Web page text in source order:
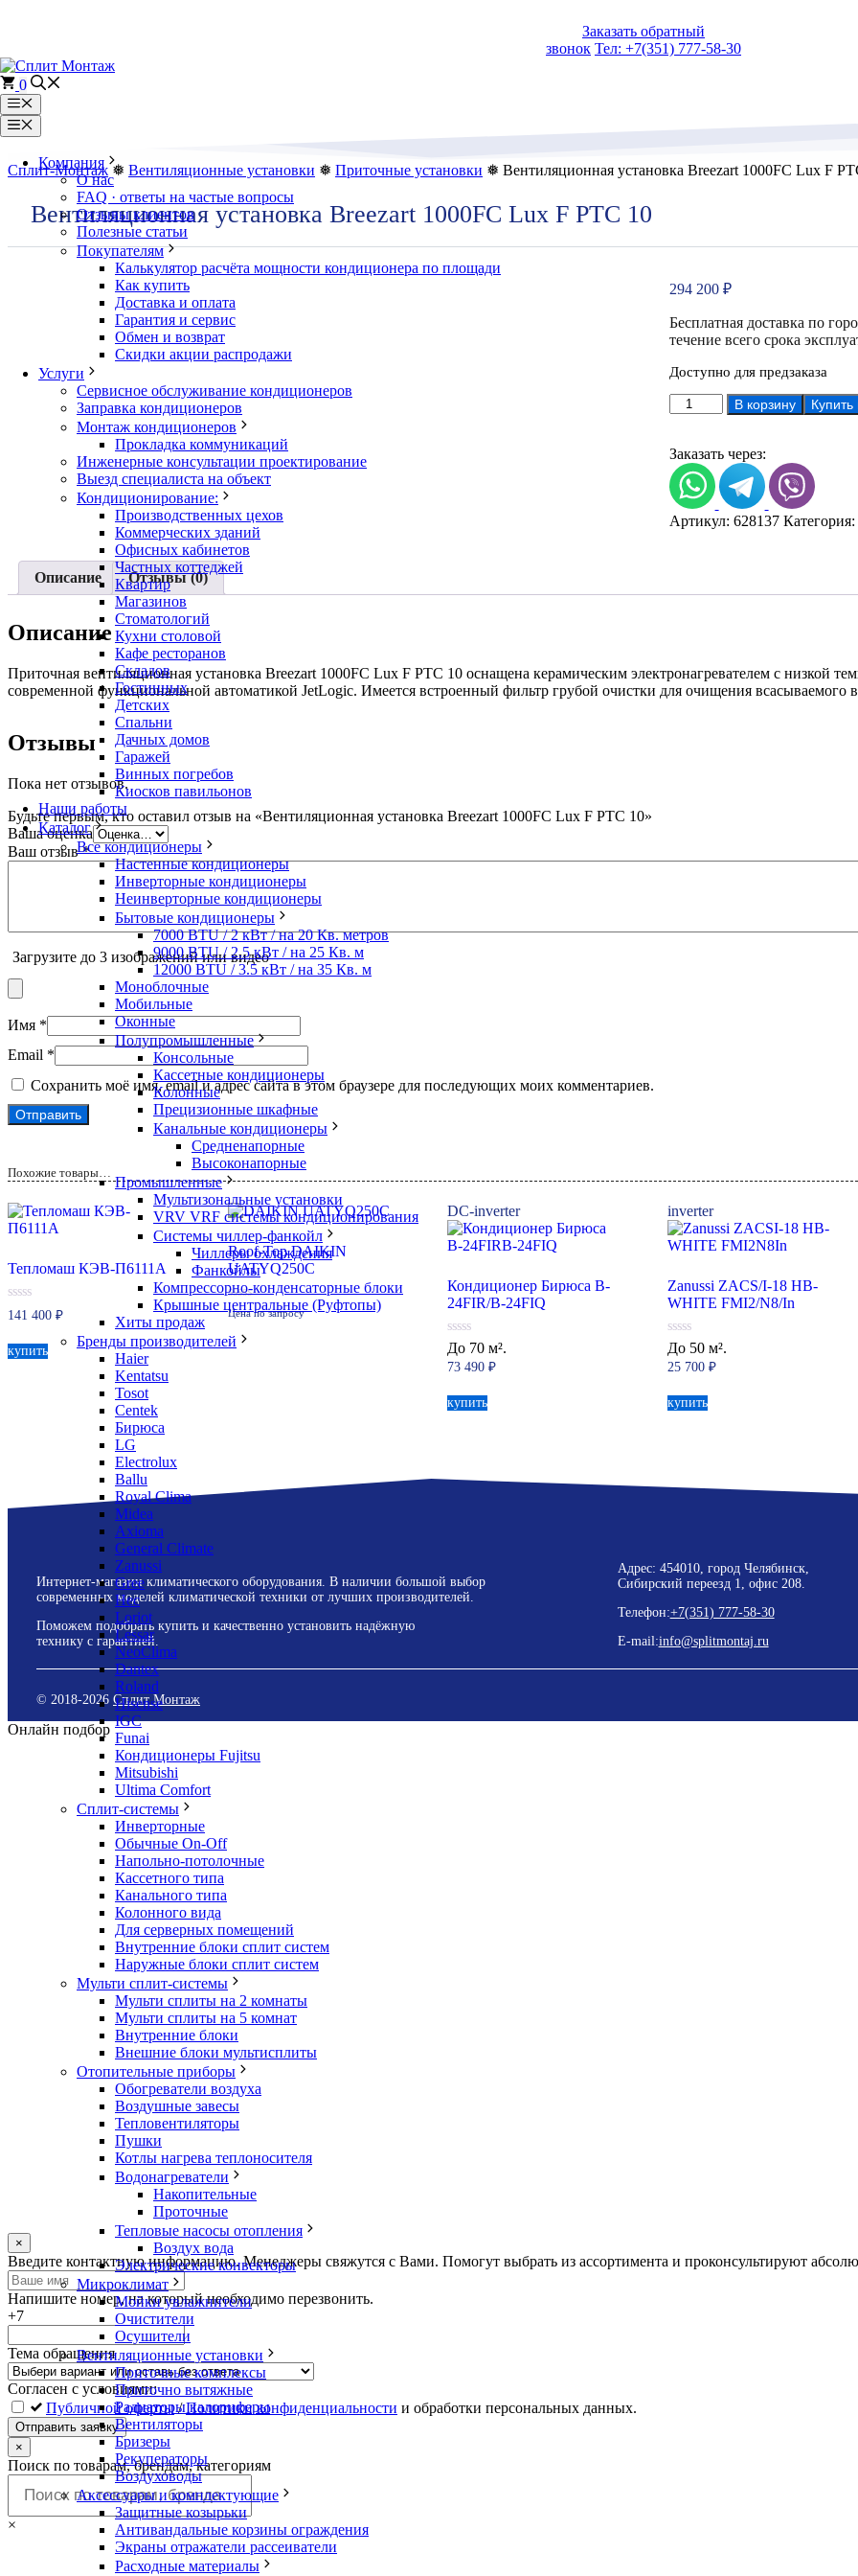
Заказать обратный
звонок Тел: +7(351) 777-58-30
0
Меню
Меню
Компания
О нас
FAQ · ответы на частые вопросы
Отзывы клиентов
Полезные статьи
Покупателям
Калькулятор расчёта мощности кондиционера по площади
Как купить
Доставка и оплата
Гарантия и сервис
Обмен и возврат
Скидки акции распродажи
Услуги
Сервисное обслуживание кондиционеров
Заправка кондиционеров
Монтаж кондиционеров
Прокладка коммуникаций
Инженерные консультации проектирование
Выезд специалиста на объект
Кондиционирование:
Производственных цехов
Коммерческих зданий
Офисных кабинетов
Частных коттеджей
Квартир
Магазинов
Стоматологий
Кухни столовой
Кафе ресторанов
Складов
Гостинных
Детских
Спальни
Дачных домов
Гаражей
Винных погребов
Киосков павильонов
Наши работы
Каталог
Все кондиционеры
Настенные кондиционеры
Инверторные кондиционеры
Неинверторные кондиционеры
Бытовые кондиционеры
7000 BTU / 2 кВт / на 20 Кв. метров
9000 BTU / 2.5 кВт / на 25 Кв. м
12000 BTU / 3.5 кВт / на 35 Кв. м
Моноблочные
Мобильные
Оконные
Полупромышленные
Консольные
Кассетные кондиционеры
Колонные
Прецизионные шкафные
Канальные кондиционеры
Средненапорные
Высоконапорные
Промышленные
Мультизональные установки
VRV VRF системы кондиционирования
Системы чиллер-фанкойл
Чиллеры охлаждения
Фанкойлы
Компрессорно-конденсаторные блоки
Крышные центральные (Руфтопы)
Хиты продаж
Бренды производителей
Haier
Kentatsu
Tosot
Centek
Бирюса
LG
Electrolux
Ballu
Royal Clima
Midea
Axioma
General Climate
Zanussi
Gree
Hec
Loriot
Lessar
NeoClima
Dantex
Roland
Hisense
IGC
Funai
Кондиционеры Fujitsu
Mitsubishi
Ultima Comfort
Сплит-системы
Инверторные
Обычные On-Off
Напольно-потолочные
Кассетного типа
Канального типа
Колонного вида
Для серверных помещений
Внутренние блоки сплит систем
Наружные блоки сплит систем
Мульти сплит-системы
Мульти сплиты на 2 комнаты
Мульти сплиты на 5 комнат
Внутренние блоки
Внешние блоки мультисплиты
Отопительные приборы
Обогреватели воздуха
Воздушные завесы
Тепловентиляторы
Пушки
Котлы нагрева теплоносителя
Водонагреватели
Накопительные
Проточные
Тепловые насосы отопления
Воздух вода
Электрические конвекторы
Микроклимат
Мойки увлажнители
Очистители
Осушители
Вентиляционные установки
Приточные комплексы
Приточно вытяжные
Радиаторы калориферы
Вентиляторы
Бризеры
Рекуператоры
Воздуховоды
Аксессуары и комплектующие
Защитные козырьки
Антивандальные корзины ограждения
Экраны отражатели рассеиватели
Расходные материалы
Сплит-Монтаж❅ Вентиляционные установки ❅ Приточные установки ❅ Вентиляционная установка Breezart 1000FC Lux F
Вентиляционная установка Breezart 1000FC Lux F PTC 10
294 200 ₽
Бесплатная доставка по
течение всего срока
Доступно для предзаказа
Количество
товара
установка
Breezart
1000FC
Lux
F
В корзину
Заказать через:
Артикул: 628137 Категория:
Описание Отзывы (0)
Описание
Приточная вентиляционная установка Breezart 1000FC Lux F PTC 10 оснащена керамическим электронагревателем с низкой
современной функциональной автоматикой JetLogic. Имеется встроенный фильтр грубой очистки для очищения всасываемого
Отзывы
Пока нет отзывов.
Будьте первым, кто оставил отзыв на «Вентиляционная установка Breezart 1000FC Lux F PTC 10»
Ваша оценка
Ваш отзыв*
Загрузите до 3 изображений или видео
Имя *
Email *
Сохранить моё имя, email и адрес сайта в этом браузере для последующих моих комментариев.
Похожие товары…
Тепломаш КЭВ-П6111A
0
из
141 400 ₽
купить
Roof-Top DAIKIN
UATYQ250C
0
из
5
Цена по запросу
DC-inverter
Кондиционер Бирюса B-
24FIR/B-24FIQ
0
из
5
До 70 м².
73 490₽
купить
inverter
Zanussi ZACS/I-18 HB-
WHITE FMI2/N8/In
0
из
5
До 50 м².
25 700₽
купить
Интернет-магазин климатического оборудования. В наличии большой выбор
современных моделей климатической техники от лучших производителей.
Поможем подобрать купить и качественно установить надёжную
технику с гарантией.
Адрес: 454010, город Челябинск,
Сибирский переезд 1, офис 208.
Телефон:+7(351) 777-58-30
E-mail:info@splitmontaj.ru
© 2018-2026 Сплит Монтаж
Онлайн подбор
×
Оставьте
это
поле
пустым
Введите контактную информацию. Менеджеры свяжутся с Вами. Помогут выбрать из ассортимента и проконсультируют
Напишите номер, на который необходимо перезвонить.
+7
Тема обращения
Согласен с условиями:
Публичной оферты/Политики конфиденциальности и обработки персональных данных.
Отправить заявку
×
Поиск по товарам, брендам, категориям
×